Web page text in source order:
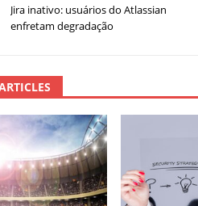
Jira inativo: usuários do Atlassian
enfretam degradação